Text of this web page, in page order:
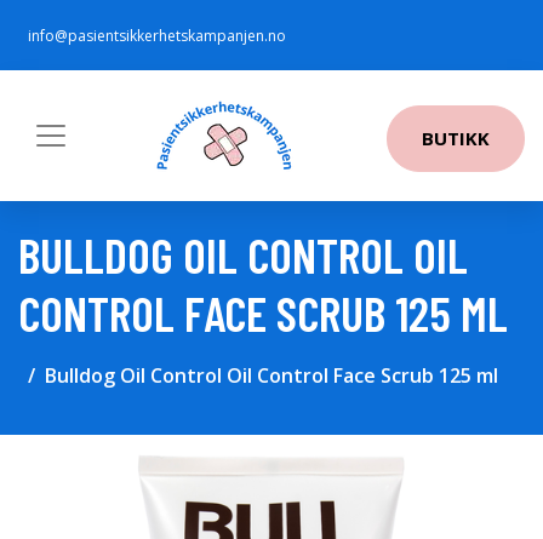
info@pasientsikkerhetskampanjen.no
BUTIKK
BULLDOG OIL CONTROL OIL
CONTROL FACE SCRUB 125 ML
Bulldog Oil Control Oil Control Face Scrub 125 ml